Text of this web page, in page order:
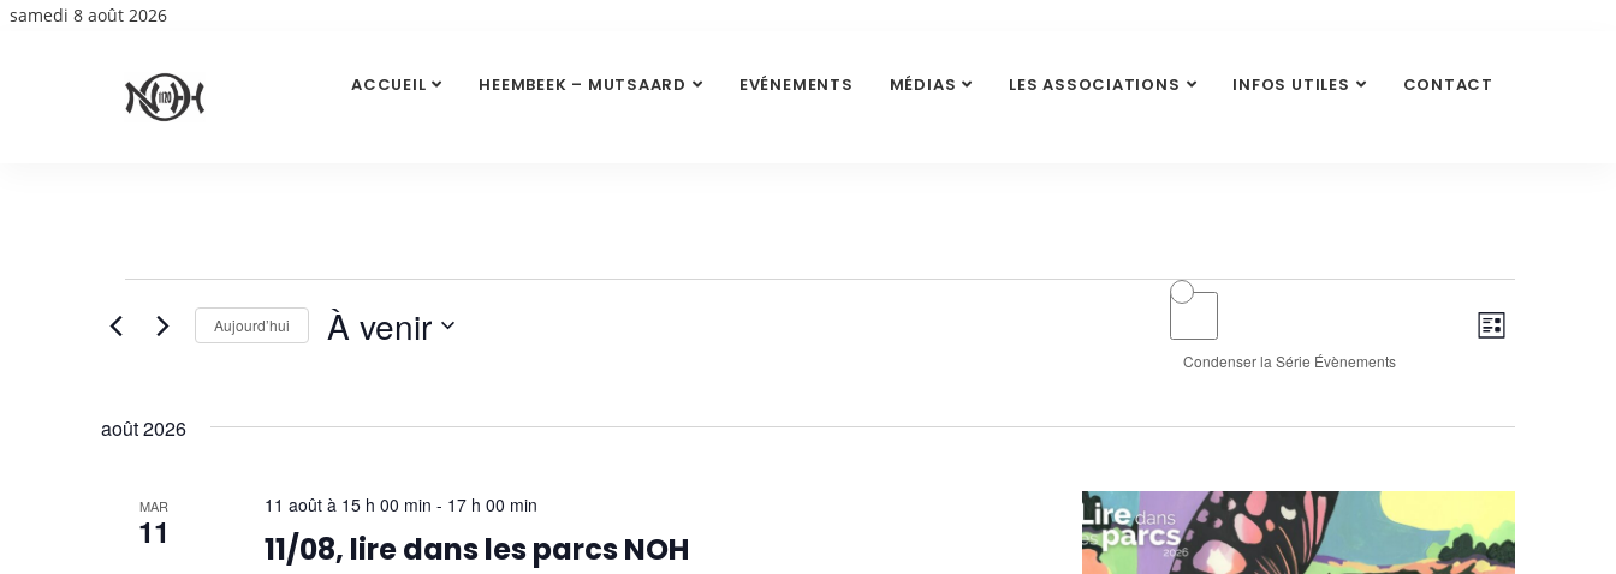
samedi 8 août 2026
ACCUEIL HEEMBEEK – MUTSAARD EVÉNEMENTS MÉDIAS LES ASSOCIATIONS INFOS UTILES CONTACT
Évènements
de
Liste
Aujourd’hui À venir
date.
Condenser la Série Évènements
août 2026
MAR
11 11/08, lire dans les parcs NOH
11 août à 15 h 00 min - 17 h 00 min